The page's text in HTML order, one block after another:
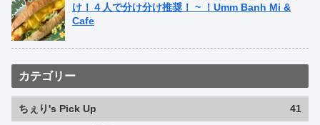
け！４人で分け分け推奨！ ~ ！Umm Banh Mi &
Cafe
カテゴリー
ちぇり's Pick Up 41